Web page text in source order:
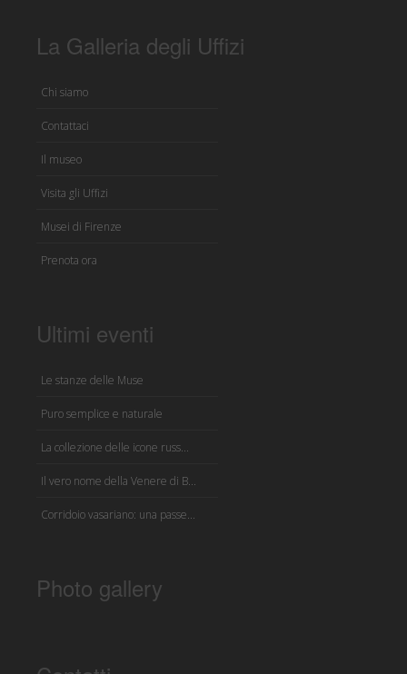
La Galleria degli Uffizi
Chi siamo
Contattaci
Il museo
Visita gli Uffizi
Musei di Firenze
Prenota ora
Ultimi eventi
Le stanze delle Muse
Puro semplice e naturale
La collezione delle icone russ...
Il vero nome della Venere di B...
Corridoio vasariano: una passe...
Photo gallery